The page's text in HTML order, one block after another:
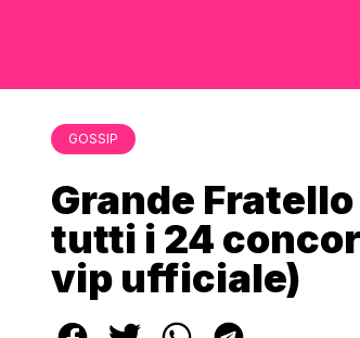
GOSSIP
Grande
tutti i 24
vip ufficiale)